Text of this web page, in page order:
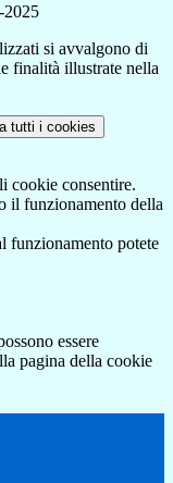
2025
si avvalgono di
finalità illustrate nella
tutti i cookies
cookie consentire.
il funzionamento della
funzionamento potete
essere
pagina della cookie